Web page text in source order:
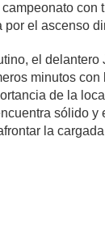
con
el ascenso
el
minutos
de la
sólido
la